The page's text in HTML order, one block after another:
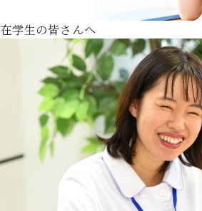
在学生の皆さんへ